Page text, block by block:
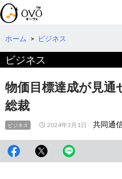
検
索
コ
テ
へ
移
動
ホーム > ビジネス
ビジネス
物価目標達成が見通
総裁
ビジネス 2024年3月1日 共同通